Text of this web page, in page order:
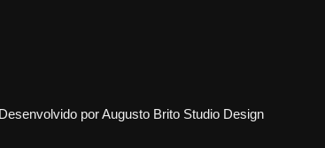
por Augusto Brito Studio Design